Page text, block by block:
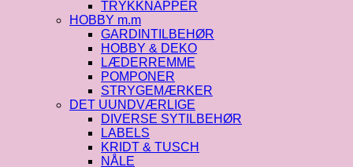
TRYKKNAPPER
HOBBY m.m
GARDINTILBEHØR
HOBBY & DEKO
LÆDERREMME
POMPONER
STRYGEMÆRKER
DET UUNDVÆRLIGE
DIVERSE SYTILBEHØR
LABELS
KRIDT & TUSCH
NÅLE